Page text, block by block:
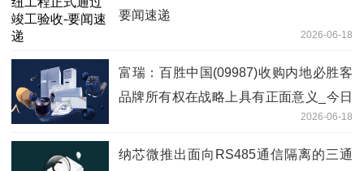
要闻速递
2026-06-18
富瑞：百胜中国(09987)收购内地必胜客
品牌所有权在战略上具有正面意义_今日
2026-06-18
纳芯微推出面向RS485通信隔离的三通